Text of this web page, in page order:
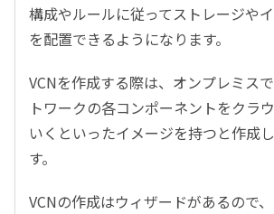
構成やルールに従ってストレージや
を配置できるようになります。
VCNを作成する際は、オンプレミス
トワークの各コンポーネントをクラ
いくといったイメージを持つと作成
す。
VCNの作成はウィザードがあるので